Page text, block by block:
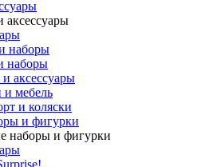
аксессуары
наборы
наборы
аксессуары
мебель
и коляски
и фигурки
наборы и фигурки